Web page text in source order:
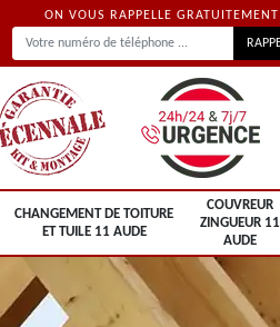
ON VOUS RAPPELLE GRATUITEMENT
CHANGEMENT DE TOITURE
ET TUILE 11 AUDE
COUVREUR
ZINGUEUR 11
AUDE